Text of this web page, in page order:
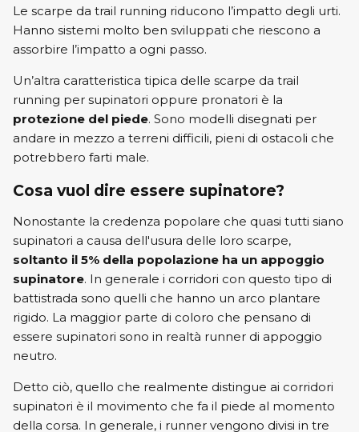
Le scarpe da trail running riducono l’impatto degli urti.
Hanno sistemi molto ben sviluppati che riescono a
assorbire l’impatto a ogni passo.
Un’altra caratteristica tipica delle scarpe da trail
running per supinatori oppure pronatori è la
protezione del piede. Sono modelli disegnati per
andare in mezzo a terreni difficili, pieni di ostacoli che
potrebbero farti male.
Cosa vuol dire essere supinatore?
Nonostante la credenza popolare che quasi tutti siano
supinatori a causa dell'usura delle loro scarpe,
soltanto il 5% della popolazione ha un appoggio
supinatore. In generale i corridori con questo tipo di
battistrada sono quelli che hanno un arco plantare
rigido. La maggior parte di coloro che pensano di
essere supinatori sono in realtà runner di appoggio
neutro.
Detto ciò, quello che realmente distingue ai corridori
supinatori è il movimento che fa il piede al momento
della corsa. In generale, i runner vengono divisi in tre